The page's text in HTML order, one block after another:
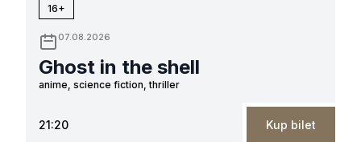
16+
07.08.2026
Ghost in the shell
anime, science fiction, thriller
21:20 Kup bilet